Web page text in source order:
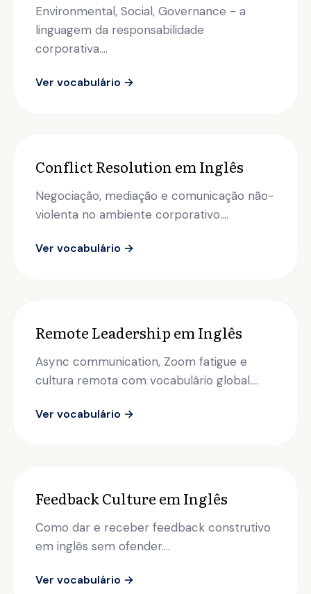
Environmental, Social, Governance - a
linguagem da responsabilidade
corporativa....
Ver vocabulário →
Conflict Resolution em Inglês
Negociação, mediação e comunicação não-
violenta no ambiente corporativo....
Ver vocabulário →
Remote Leadership em Inglês
Async communication, Zoom fatigue e
cultura remota com vocabulário global....
Ver vocabulário →
Feedback Culture em Inglês
Como dar e receber feedback construtivo
em inglês sem ofender....
Ver vocabulário →